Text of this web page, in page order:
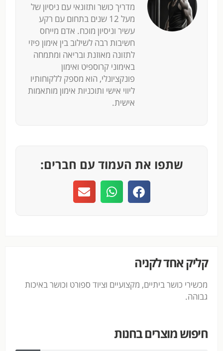
מדריך כושר ותזונאי עם ניסיון של
מעל 12 שנים בתחום עם רקע
עשיר וניסיון מוכח. אדם מייחס
חשיבות רבה לשילוב בין אימון פיזי
לתזונה מאוזנת ובריאה ומתמחה
באימוני קרוספיט ואימון
פונקציונלי, הוא מספק ללקוחותיו
ליווי אישי ותוכניות אימון מותאמות
אישית.
שתפו את העמוד עם חברים:
קליק אחד לקניה
מכשירי כושר ביתיים, מקצועיים וציוד ספורט וכושר באיכות
גבוהה.
חיפוש מוצרים בחנות